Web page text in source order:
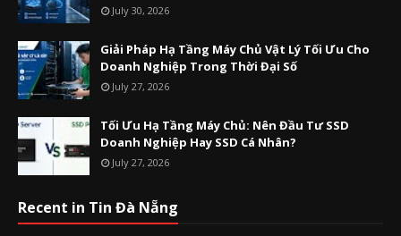
July 30, 2026
Giải Pháp Hạ Tầng Máy Chủ Vật Lý Tối Ưu Cho
Doanh Nghiệp Trong Thời Đại Số
July 27, 2026
Tối Ưu Hạ Tầng Máy Chủ: Nên Đầu Tư SSD
Doanh Nghiệp Hay SSD Cá Nhân?
July 27, 2026
Recent in Tin Đà Nẵng